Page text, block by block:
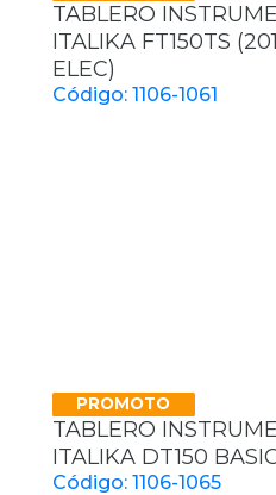
TABLERO
ITALIKA FT150TS
ELEC)
Código: 1106-1061
PROMOTO
TABLERO
ITALIKA DT150
Código: 1106-1065